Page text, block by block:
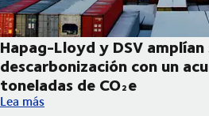
Hapag-Lloyd y DSV amplían
descarbonización con un
toneladas de CO₂e
Hapag-Lloyd y DSV amplían su
Lea más